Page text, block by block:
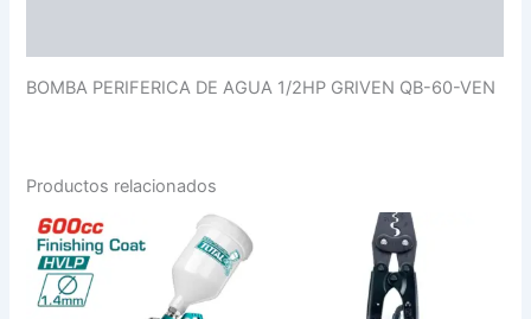
BOMBA PERIFERICA DE AGUA 1/2HP GRIVEN QB-60-VEN
Productos relacionados